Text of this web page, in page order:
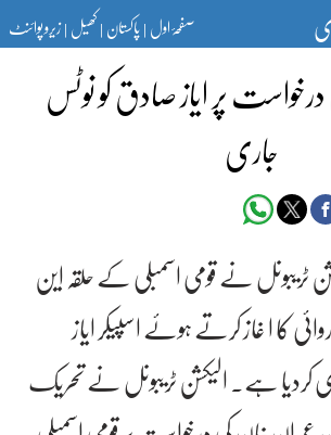
صفحۂ اول|پاکستان|کھیل|زیرو پوائنٹ
پر ایاز صادق کو نوٹس
جاری
ٹریبونل نے قومی اسمبلی کے حلقہ این
کا ا غاز کرتے ہوئے اسپیکر ایاز
کردیا ہے۔ الیکشن ٹریبونل نے تحریک